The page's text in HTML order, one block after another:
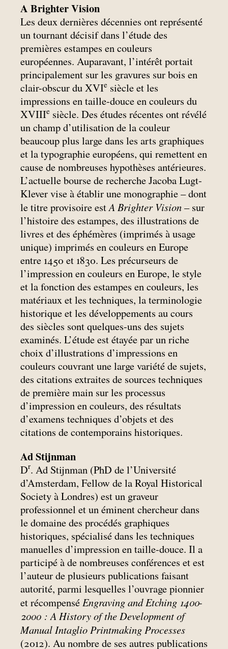
A Brighter Vision
Les deux dernières décennies ont représenté
un tournant décisif dans l’étude des
premières estampes en couleurs
européennes. Auparavant, l’intérêt portait
principalement sur les gravures sur bois en
clair-obscur du XVIe siècle et les
impressions en taille-douce en couleurs du
XVIIIe siècle. Des études récentes ont révélé
un champ d’utilisation de la couleur
beaucoup plus large dans les arts graphiques
et la typographie européens, qui remettent en
cause de nombreuses hypothèses antérieures.
L’actuelle bourse de recherche Jacoba Lugt-
Klever vise à établir une monographie – dont
le titre provisoire estA Brighter Vision– sur
l’histoire des estampes, des illustrations de
livres et des éphémères (imprimés à usage
unique) imprimés en couleurs en Europe
entre 1450 et 1830. Les précurseurs de
l’impression en couleurs en Europe, le style
et la fonction des estampes en couleurs, les
matériaux et les techniques, la terminologie
historique et les développements au cours
des siècles sont quelques-uns des sujets
examinés. L’étude est étayée par un riche
choix d’illustrations d’impressions en
couleurs couvrant une large variété de sujets,
des citations extraites de sources techniques
de première main sur les processus
d’impression en couleurs, des résultats
d’examens techniques d’objets et des
citations de contemporains historiques.
Ad Stijnman
Dr. Ad Stijnman (PhD de l’Université
d’Amsterdam, Fellow de la Royal Historical
Society à Londres) est un graveur
professionnel et un éminent chercheur dans
le domaine des procédés graphiques
historiques, spécialisé dans les techniques
manuelles d’impression en taille-douce. Il a
participé à de nombreuses conférences et est
l’auteur de plusieurs publications faisant
autorité, parmi lesquelles l’ouvrage pionnier
et récompensé Engraving and Etching 1400-
2000 : A History of the Development of
Manual Intaglio Printmaking Processes
(2012). Au nombre de ses autres publications